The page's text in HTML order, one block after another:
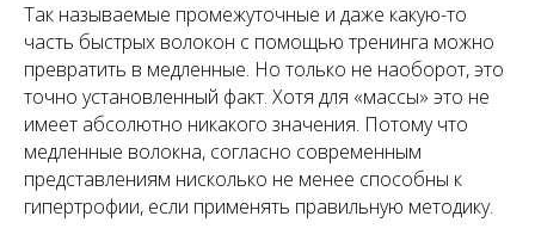
Так называемые промежуточные и даже какую-то
часть быстрых волокон с помощью тренинга можно
превратить в медленные. Но только не наоборот, это
точно установленный факт. Хотя для «массы» это не
имеет абсолютно никакого значения. Потому что
медленные волокна, согласно современным
представлениям нисколько не менее способны к
гипертрофии, если применять правильную методику.